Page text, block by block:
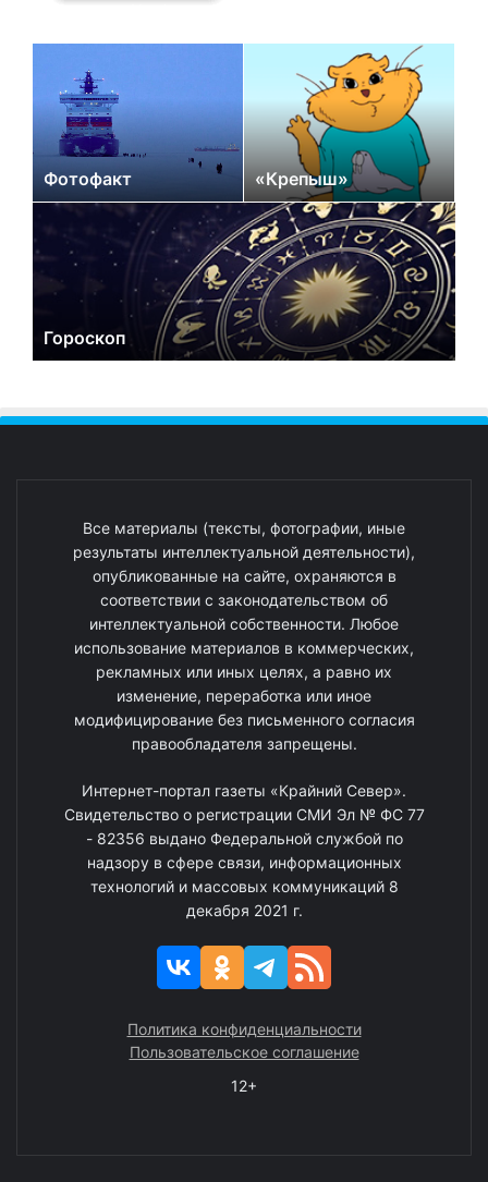
Фотофакт «Крепыш»
Гороскоп
Все материалы (тексты, фотографии, иные
результаты интеллектуальной деятельности),
опубликованные на сайте, охраняются в
соответствии с законодательством об
интеллектуальной собственности. Любое
использование материалов в коммерческих,
рекламных или иных целях, а равно их
изменение, переработка или иное
модифицирование без письменного согласия
правообладателя запрещены.
Интернет-портал газеты «Крайний Север».
Свидетельство о регистрации СМИ Эл № ФС 77
- 82356 выдано Федеральной службой по
надзору в сфере связи, информационных
технологий и массовых коммуникаций 8
декабря 2021 г.
Политика конфиденциальности
Пользовательское соглашение
12+